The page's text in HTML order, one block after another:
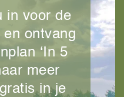
in voor de
en ontvang
‘In 5
meer
in je